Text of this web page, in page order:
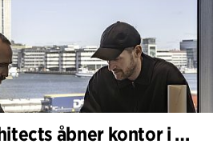
C.F. Møller Architects åbner kontor i Göteborg